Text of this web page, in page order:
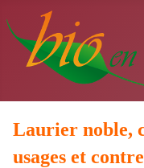
Laurier noble,
usages et